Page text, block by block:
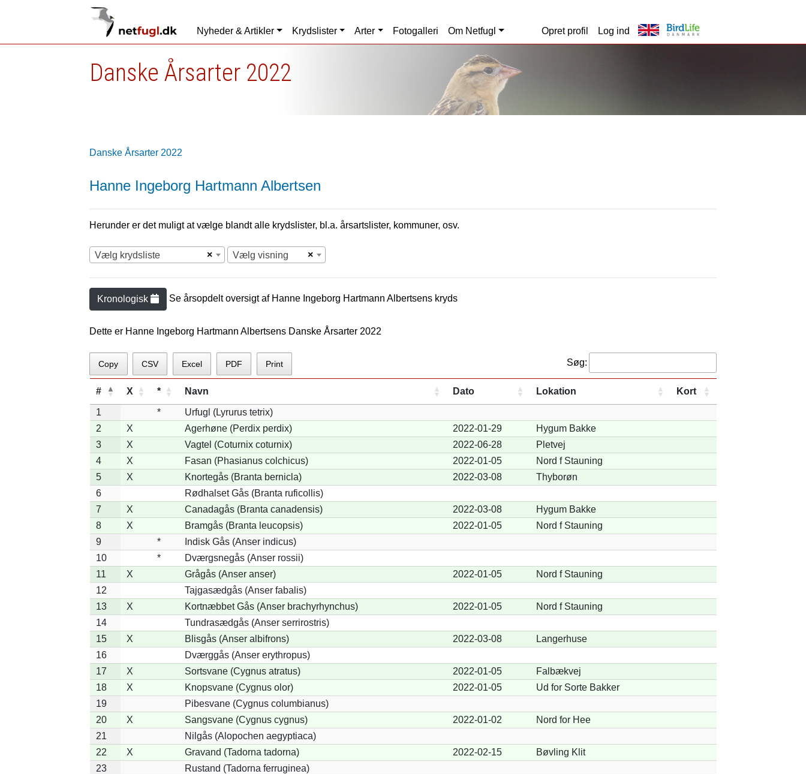
Nyheder & Artikler Krydslister Arter Fotogalleri Om Netfugl Opret profil Log ind
Danske Årsarter 2022
Danske Årsarter 2022
Hanne Ingeborg Hartmann Albertsen
Herunder er det muligt at vælge blandt alle krydslister, bl.a. årsartslister, kommuner, osv.
×
Vælg krydsliste ×
Vælg visning
Kronologisk Se årsopdelt oversigt af Hanne Ingeborg Hartmann Albertsens kryds
Dette er Hanne Ingeborg Hartmann Albertsens Danske Årsarter 2022
Copy CSV Excel PDF Print Søg:
# X * Navn Dato Lokation Kort
1 *
Urfugl (Lyrurus tetrix)
2
X Agerhøne (Perdix perdix) 2022-01-29
Hygum Bakke
3
X Vagtel (Coturnix coturnix) 2022-06-28
Pletvej
4
X Fasan (Phasianus colchicus) 2022-01-05
Nord f Stauning
5
X Knortegås (Branta bernicla) 2022-03-08
Thyborøn
6
Rødhalset Gås (Branta ruficollis)
7
X Canadagås (Branta canadensis) 2022-03-08
Hygum Bakke
8
X Bramgås (Branta leucopsis) 2022-01-05
Nord f Stauning
9
*
Indisk Gås (Anser indicus)
10
*
Dværgsnegås (Anser rossii)
11
X Grågås (Anser anser) 2022-01-05
Nord f Stauning
12
Tajgasædgås (Anser fabalis)
13
X Kortnæbbet Gås (Anser brachyrhynchus) 2022-01-05
Nord f Stauning
14
Tundrasædgås (Anser serrirostris)
15
X Blisgås (Anser albifrons) 2022-03-08
Langerhuse
16
Dværggås (Anser erythropus)
17
X Sortsvane (Cygnus atratus) 2022-01-05
Falbækvej
18
X Knopsvane (Cygnus olor) 2022-01-05
Ud for Sorte Bakker
19
Pibesvane (Cygnus columbianus)
20
X Sangsvane (Cygnus cygnus) 2022-01-02
Nord for Hee
21
Nilgås (Alopochen aegyptiaca)
22
X Gravand (Tadorna tadorna) 2022-02-15
Bøvling Klit
23
Rustand (Tadorna ferruginea)